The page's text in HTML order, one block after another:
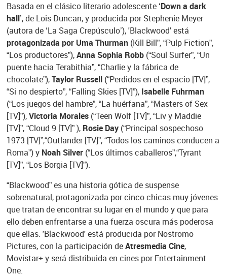
Basada en el clásico literario adolescente ‘Down a dark
hall’, de Lois Duncan, y producida por Stephenie Meyer
(autora de ‘La Saga Crepúsculo’), 'Blackwood' está
protagonizada por Uma Thurman(Kill Bill”, “Pulp Fiction”,
“Los productores”),Anna Sophia Robb(“Soul Surfer”, “Un
puente hacia Terabithia”, “Charlie y la fábrica de
chocolate”),Taylor Russell(“Perdidos en el espacio [TV]”,
“Si no despierto”, “Falling Skies [TV]”), Isabelle Fuhrman
(“Los juegos del hambre”, “La huérfana”, “Masters of Sex
[TV]”),Victoria Morales (“Teen Wolf [TV]”, “Liv y Maddie
[TV]”, “Cloud 9 [TV]” ), Rosie Day(“Principal sospechoso
1973 [TV]”,“Outlander [TV]”, “Todos los caminos conducen a
Roma”) y Noah Silver(“Los últimos caballeros”,“Tyrant
[TV]”, “Los Borgia [TV]”).
“Blackwood” es una historia gótica de suspense
sobrenatural, protagonizada por cinco chicas muy jóvenes
que tratan de encontrar su lugar en el mundo y que para
ello deben enfrentarse a una fuerza oscura más poderosa
que ellas. 'Blackwood' está producida por Nostromo
Pictures, con la participación deAtresmedia Cine,
Movistar+ y será distribuida en cines por Entertainment
One.